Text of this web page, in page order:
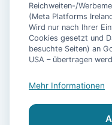
Reichweiten-/
(Meta Platforms
Wird nur nach Ihrer
Cookies gesetzt und
besuchte Seiten) an
USA – übertragen
Mehr Informationen